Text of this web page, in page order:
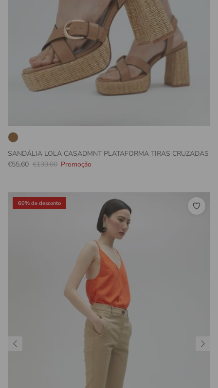
SANDÁLIA LOLA CASADMNT PLATAFORMA TIRAS CRUZADAS
Preço promocional
€55,60 Preço normal
€139,00 Promoção
60% de desconto